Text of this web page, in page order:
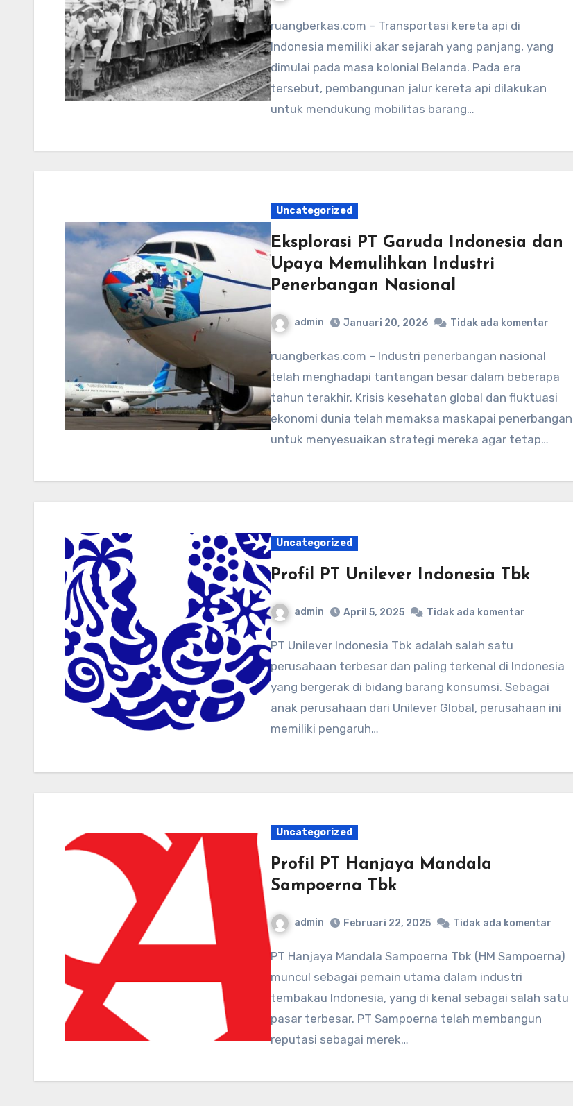
ruangberkas.com – Transportasi kereta api di
Indonesia memiliki akar sejarah yang panjang, yang
dimulai pada masa kolonial Belanda. Pada era
tersebut, pembangunan jalur kereta api dilakukan
untuk mendukung mobilitas barang…
Uncategorized
Eksplorasi PT Garuda Indonesia dan
Upaya Memulihkan Industri
Penerbangan Nasional
admin Januari 20, 2026 Tidak ada komentar
ruangberkas.com – Industri penerbangan nasional
telah menghadapi tantangan besar dalam beberapa
tahun terakhir. Krisis kesehatan global dan fluktuasi
ekonomi dunia telah memaksa maskapai penerbangan
untuk menyesuaikan strategi mereka agar tetap…
Uncategorized
Profil PT Unilever Indonesia Tbk
admin April 5, 2025 Tidak ada komentar
PT Unilever Indonesia Tbk adalah salah satu
perusahaan terbesar dan paling terkenal di Indonesia
yang bergerak di bidang barang konsumsi. Sebagai
anak perusahaan dari Unilever Global, perusahaan ini
memiliki pengaruh…
Uncategorized
Profil PT Hanjaya Mandala
Sampoerna Tbk
admin Februari 22, 2025 Tidak ada komentar
PT Hanjaya Mandala Sampoerna Tbk (HM Sampoerna)
muncul sebagai pemain utama dalam industri
tembakau Indonesia, yang di kenal sebagai salah satu
pasar terbesar. PT Sampoerna telah membangun
reputasi sebagai merek…